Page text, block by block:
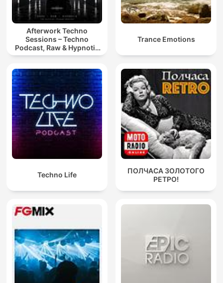
Afterwork Techno
Sessions – Techno
Podcast, Raw & Hypnotic
Techno Mixes
Trance Emotions
Techno Life
ПОЛЧАСА ЗОЛОТОГО
РЕТРО!